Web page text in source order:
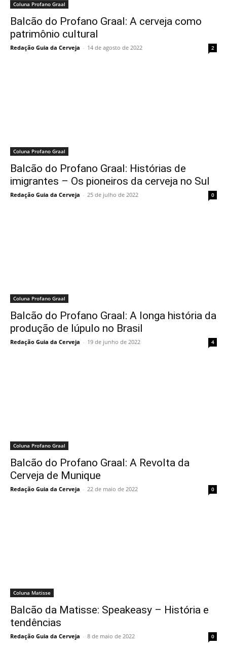
Coluna Profano Graal
Balcão do Profano Graal: A cerveja como
patrimônio cultural
Redação Guia da Cerveja - 14 de agosto de 2022 2
Coluna Profano Graal
Balcão do Profano Graal: Histórias de
imigrantes – Os pioneiros da cerveja no Sul
Redação Guia da Cerveja - 25 de julho de 2022 0
Coluna Profano Graal
Balcão do Profano Graal: A longa história da
produção de lúpulo no Brasil
Redação Guia da Cerveja - 19 de junho de 2022 4
Coluna Profano Graal
Balcão do Profano Graal: A Revolta da
Cerveja de Munique
Redação Guia da Cerveja - 22 de maio de 2022 0
Coluna Matisse
Balcão da Matisse: Speakeasy – História e
tendências
Redação Guia da Cerveja - 8 de maio de 2022 0